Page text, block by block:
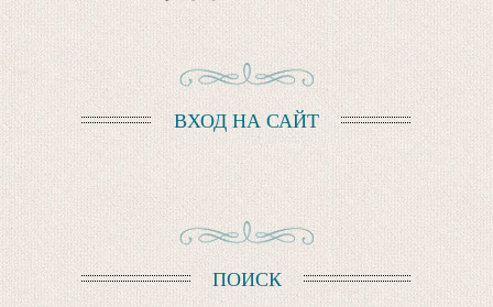
ВХОД НА САЙТ
ПОИСК